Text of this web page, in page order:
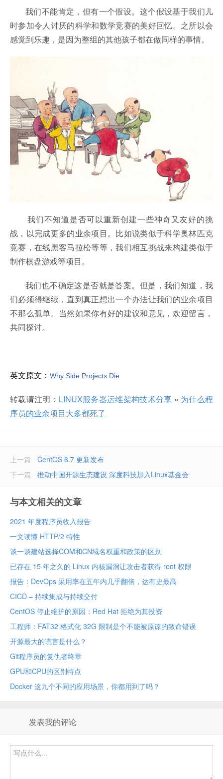
我们不能肯定，但有一个假设。这个假设基于我们儿
时参加令人讨厌的科学和数学竞赛的美好回忆。之所以会
感觉到乐趣，是因为整组的其他孩子都在做同样的事情。
我们不知道是否可以重新创建一些神奇又友好的挑
战，以完成更多的业余项目。比如说类似于科学奥林匹克
竞赛，在线黑客马拉松等等，我们相互挑战来构建类似于
制作棋盘游戏等项目。
我们也不确定这是否就是答案。但是，我们知道，我
们必须得继续，直到真正想出一个办法让我们的业余项目
不那么孤单。当然如果你有好的建议和意见，欢迎留言，
共同探讨。
英文原文： Why Side Projects Die
转载请注明： LINUX服务器运维架构技术分享 » 为什么程
序员的业余项目大多都死了
上一篇
CentOS 6.7 更新发布
推动中国开源生态建设 深度科技加入Linux基金会
下一篇
与本文相关的文章
2021 年度程序员收入报告
一文读懂 HTTP/2 特性
谈一谈建站选择COM和CN域名权重和政策的区别
已存在 15 年之久的 Linux 内核漏洞让攻击者获得 root 权限
报告：DevOps 采用率在五年内几乎翻倍，达有史最高
CICD – 持续集成与持续交付
CentOS 停止维护的原因：Red Hat 拒绝为其投资
工程师：FAT32 格式化 32G 限制是个不能被原谅的致命错误
开源最大的谎言是什么？
Git程序员的复仇者终章
GPU和CPU的区别特点
Docker 这九个不同的应用场景，你都用到了吗？
发表我的评论